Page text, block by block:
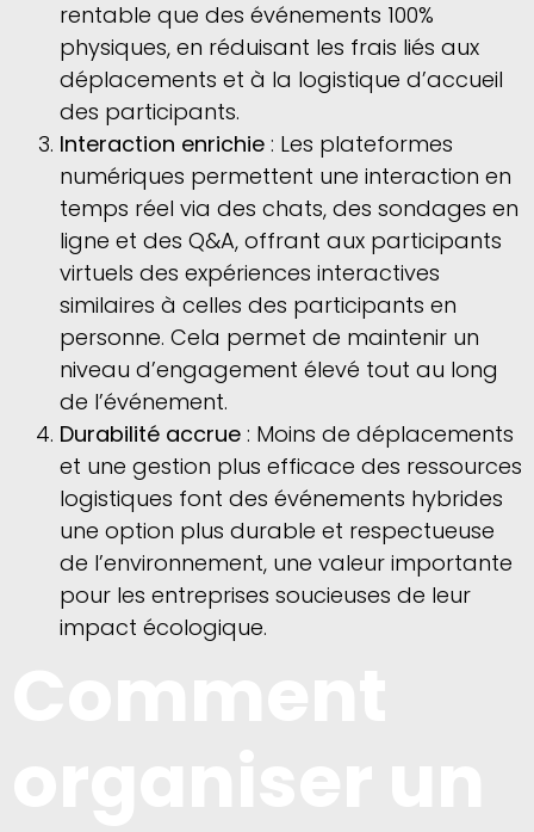
rentable que des événements 100%
physiques, en réduisant les frais liés aux
déplacements et à la logistique d’accueil
des participants.
Interaction enrichie : Les plateformes
numériques permettent une interaction en
temps réel via des chats, des sondages en
ligne et des Q&A, offrant aux participants
virtuels des expériences interactives
similaires à celles des participants en
personne. Cela permet de maintenir un
niveau d’engagement élevé tout au long
de l’événement.
Durabilité accrue : Moins de déplacements
et une gestion plus efficace des ressources
logistiques font des événements hybrides
une option plus durable et respectueuse
de l’environnement, une valeur importante
pour les entreprises soucieuses de leur
impact écologique.